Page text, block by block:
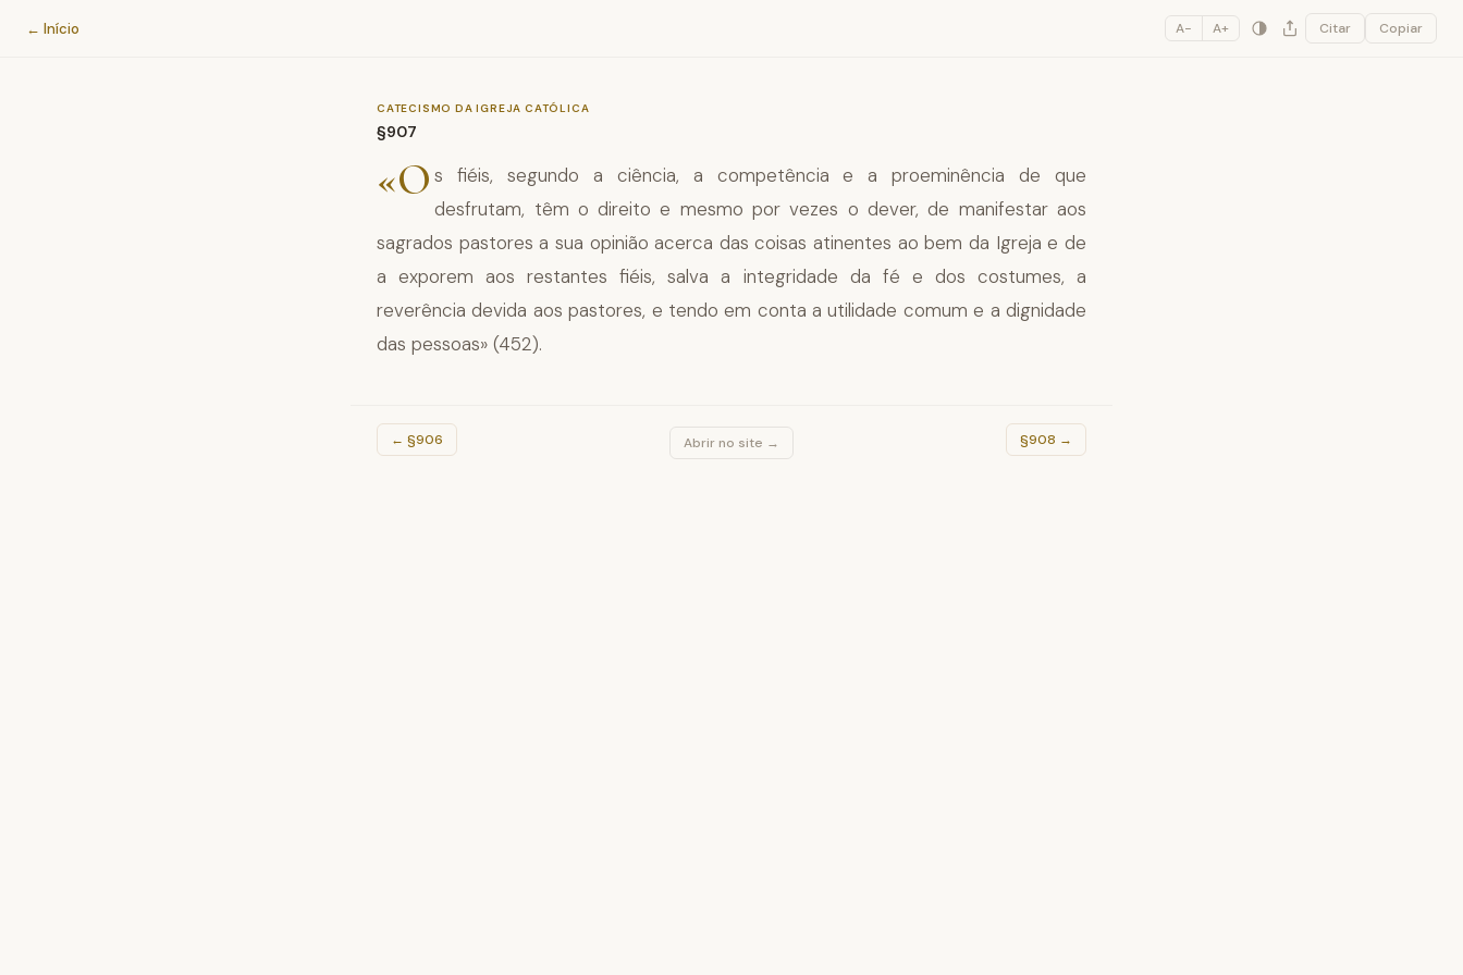
Catecismo da Igreja Católica
← Início A− A+ Citar Copiar
CATECISMO DA IGREJA CATÓLICA
§907
«O s fiéis, segundo a ciência, a competência e a proeminência de que
desfrutam, têm o direito e mesmo por vezes o dever, de manifestar aos
sagrados pastores a sua opinião acerca das coisas atinentes ao bem da Igreja e de
a exporem aos restantes fiéis, salva a integridade da fé e dos costumes, a
reverência devida aos pastores, e tendo em conta a utilidade comum e a dignidade
das pessoas» (452).
← §906 Abrir no site → §908 →